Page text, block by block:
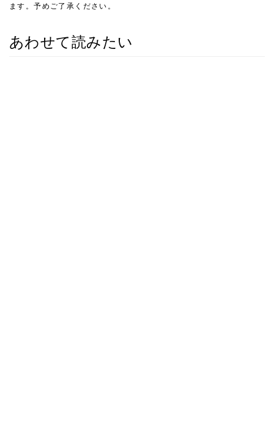
ます。予めご了承ください。
あわせて読みたい